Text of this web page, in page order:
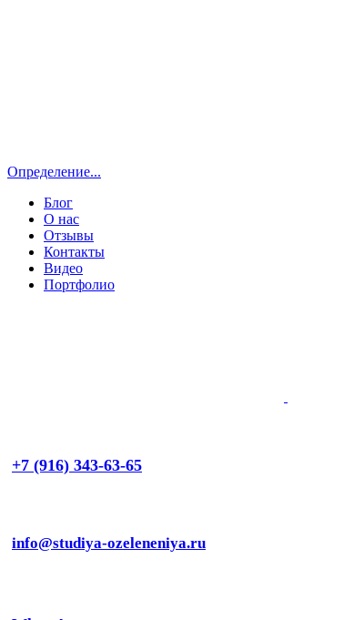
Определение...
Блог
О нас
Отзывы
Контакты
Видео
Портфолио
+7 (916) 343-63-65
info@studiya-ozeleneniya.ru